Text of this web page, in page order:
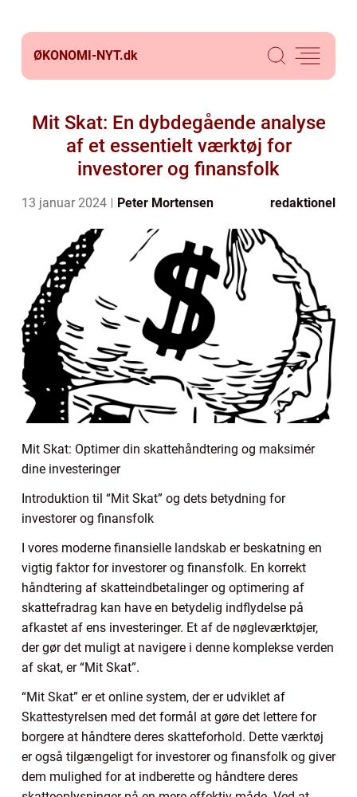
ØKONOMI-NYT.dk
Mit Skat: En dybdegående analyse
af et essentielt værktøj for
investorer og finansfolk
13 januar 2024 Peter Mortensen redaktionel
Mit Skat: Optimer din skattehåndtering og maksimér
dine investeringer
Introduktion til “Mit Skat” og dets betydning for
investorer og finansfolk
I vores moderne finansielle landskab er beskatning en
vigtig faktor for investorer og finansfolk. En korrekt
håndtering af skatteindbetalinger og optimering af
skattefradrag kan have en betydelig indflydelse på
afkastet af ens investeringer. Et af de nøgleværktøjer,
der gør det muligt at navigere i denne komplekse verden
af skat, er “Mit Skat”.
“Mit Skat” er et online system, der er udviklet af
Skattestyrelsen med det formål at gøre det lettere for
borgere at håndtere deres skatteforhold. Dette værktøj
er også tilgængeligt for investorer og finansfolk og giver
dem mulighed for at indberette og håndtere deres